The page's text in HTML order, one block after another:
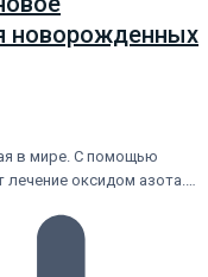
новорожденных
в мире. С помощью
оксидом азота.…